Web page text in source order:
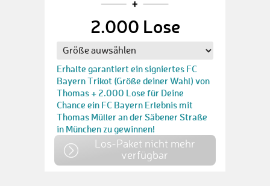
2.000 Lose
Erhalte garantiert ein signiertes FC
Bayern Trikot (Größe deiner Wahl) von
Thomas + 2.000 Lose für Deine
Chance ein FC Bayern Erlebnis mit
Thomas Müller an der Säbener Straße
in München zu gewinnen!
Los-Paket nicht mehr
verfügbar